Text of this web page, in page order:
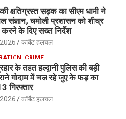
क्षतिग्रस्त सड़क का सीएम धामी ने
संज्ञान; चमोली प्रशासन को शीघ्र
करने के दिए सख्त निर्देश
कॉर्बेट हलचल
CRIME
के तहत हल्द्वानी पुलिस की बड़ी
गोदाम में चल रहे जुए के फड़ का
गिरफ्तार
कॉर्बेट हलचल